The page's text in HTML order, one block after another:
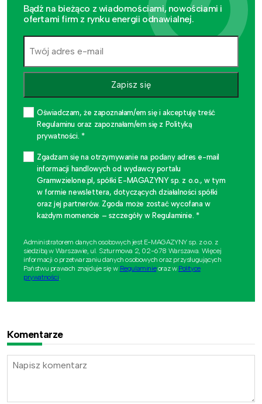
Bądź na bieżąco z wiadomościami, nowościami i
ofertami firm z rynku energii odnawialnej.
Zapisz się
Oświadczam, że zapoznałam/em się i akceptuję treść
Regulaminu oraz zapoznałam/em się z Polityką
prywatności. *
Zgadzam się na otrzymywanie na podany adres e-mail
informacji handlowych od wydawcy portalu
Gramwzielone.pl, spółki E-MAGAZYNY sp. z o.o., w tym
w formie newslettera, dotyczących działalności spółki
oraz jej partnerów. Zgoda może zostać wycofana w
każdym momencie – szczegóły w Regulaminie. *
Administratorem danych osobowych jest E-MAGAZYNY sp. z o.o. z
siedzibą w Warszawie, ul. Szturmowa 2, 02-678 Warszawa. Więcej
informacji o przetwarzaniu danych osobowych oraz przysługujących
Państwu prawach znajduje się w Regulaminieoraz w Polityce
prywatności.
Komentarze